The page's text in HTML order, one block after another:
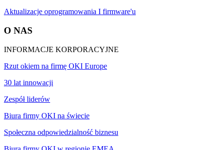
Aktualizacje oprogramowania I firmware'u
O NAS
INFORMACJE KORPORACYJNE
Rzut okiem na firmę OKI Europe
30 lat innowacji
Zespół liderów
Biura firmy OKI na świecie
Społeczna odpowiedzialność biznesu